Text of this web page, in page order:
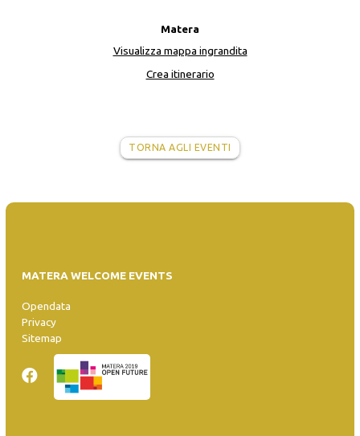
Matera
Visualizza mappa ingrandita
Crea itinerario
TORNA AGLI EVENTI
MATERA WELCOME EVENTS
Opendata
Privacy
Sitemap